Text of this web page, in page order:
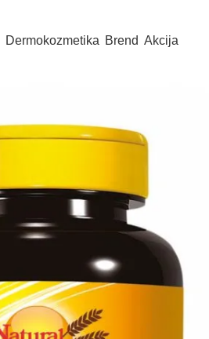
Dermokozmetika Brend Akcija